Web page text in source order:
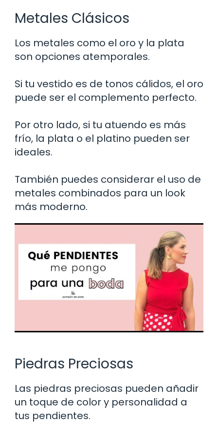
Metales Clásicos
Los metales como el oro y la plata
son opciones atemporales.
Si tu vestido es de tonos cálidos, el oro
puede ser el complemento perfecto.
Por otro lado, si tu atuendo es más
frío, la plata o el platino pueden ser
ideales.
También puedes considerar el uso de
metales combinados para un look
más moderno.
Piedras Preciosas
Las piedras preciosas pueden añadir
un toque de color y personalidad a
tus pendientes.